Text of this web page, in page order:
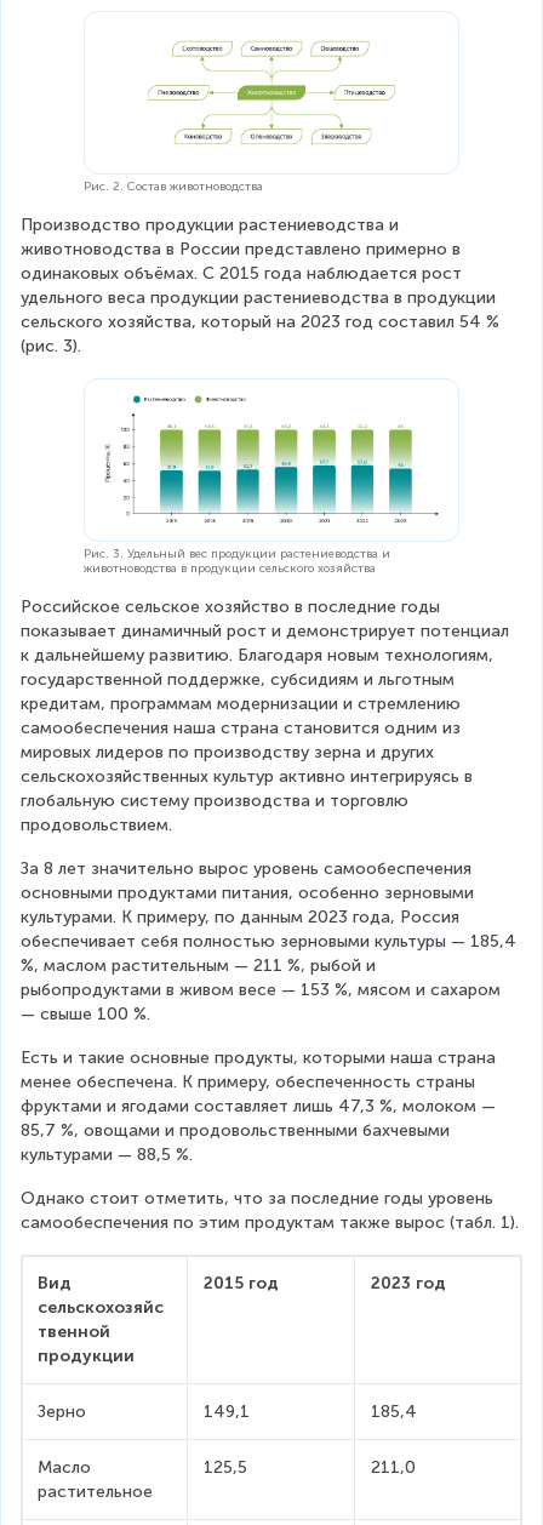
Рис. 2. Состав животноводства
Производство продукции растениеводства и
животноводства в России представлено примерно в
одинаковых объёмах. С 2015 года наблюдается рост
удельного веса продукции растениеводства в продукции
сельского хозяйства, который на 2023 год составил 54 %
(рис. 3).
Рис. 3. Удельный вес продукции растениеводства и
животноводства в продукции сельского хозяйства
Российское сельское хозяйство в последние годы
показывает динамичный рост и демонстрирует потенциал
к дальнейшему развитию. Благодаря новым технологиям,
государственной поддержке, субсидиям и льготным
кредитам, программам модернизации и стремлению
самообеспечения наша страна становится одним из
мировых лидеров по производству зерна и других
сельскохозяйственных культур активно интегрируясь в
глобальную систему производства и торговлю
продовольствием.
За 8 лет значительно вырос уровень самообеспечения
основными продуктами питания, особенно зерновыми
культурами. К примеру, по данным 2023 года, Россия
обеспечивает себя полностью зерновыми культуры — 185,4
%, маслом растительным — 211 %, рыбой и
рыбопродуктами в живом весе — 153 %, мясом и сахаром
— свыше 100 %.
Есть и такие основные продукты, которыми наша страна
менее обеспечена. К примеру, обеспеченность страны
фруктами и ягодами составляет лишь 47,3 %, молоком —
85,7 %, овощами и продовольственными бахчевыми
культурами — 88,5 %.
Однако стоит отметить, что за последние годы уровень
самообеспечения по этим продуктам также вырос (табл. 1).
Вид
сельскохозяйс
твенной
продукции
2015 год 2023 год
Зерно 149,1 185,4
Масло
растительное
125,5 211,0